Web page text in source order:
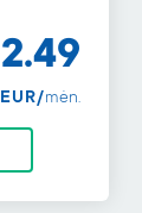
2.49
EUR/mėn.